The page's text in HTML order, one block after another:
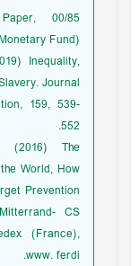
00/85
Fund).
Inequality,
Journal
159, 539-
552.
(2016) The
World, How
Prevention
CS
(France),
www. ferdi.